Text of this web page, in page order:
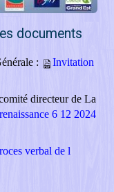
documents
:
Invitation
directeur de La
6 12 2024
verbal de l